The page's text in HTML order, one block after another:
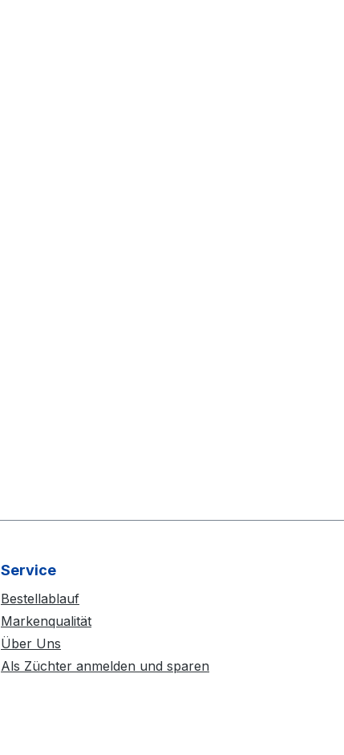
Service
Bestellablauf
Markenqualität
Über Uns
Als Züchter anmelden und sparen